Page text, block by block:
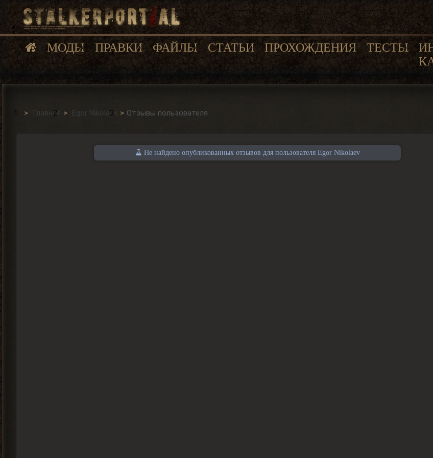
МОДЫ ПРАВКИ ФАЙЛЫ СТАТЬИ ПРОХОЖДЕНИЯ ТЕСТЫ
Главная Egor Nikolaev Отзывы пользователя
Не найдено опубликованных отзывов для пользователя Egor Nikolaev